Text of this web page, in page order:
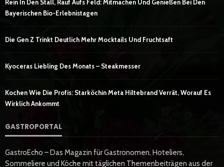
Rein In Den Stall, Rauf Aufs Feld: Mitmachen Und Genießen Bei Den
Bayerischen Bio-Erlebnistagen
Die Gen Z Trinkt Deutlich Mehr Mocktails Und Fruchtsaft
Kyoceras Liebling Des Monats – Steakmesser
Kochen Wie Die Profis: Starköchin Meta Hiltebrand Verrät, Worauf Es
Wirklich Ankommt
GASTROPORTAL
GastroEcho – Das Magazin für Gastronomen, Hoteliers,
Sommeliere und Köche mit täglichen Themenbeiträgen aus der